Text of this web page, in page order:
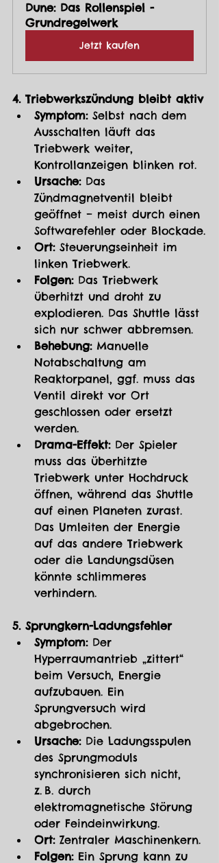
Dune: Das Rollenspiel -
Grundregelwerk
Jetzt kaufen
4. Triebwerkszündung bleibt aktiv
Symptom: Selbst nach dem
Ausschalten läuft das
Triebwerk weiter,
Kontrollanzeigen blinken rot.
Ursache: Das
Zündmagnetventil bleibt
geöffnet – meist durch einen
Softwarefehler oder Blockade.
Ort: Steuerungseinheit im
linken Triebwerk.
Folgen: Das Triebwerk
überhitzt und droht zu
explodieren. Das Shuttle lässt
sich nur schwer abbremsen.
Behebung: Manuelle
Notabschaltung am
Reaktorpanel, ggf. muss das
Ventil direkt vor Ort
geschlossen oder ersetzt
werden.
Drama-Effekt: Der Spieler
muss das überhitzte
Triebwerk unter Hochdruck
öffnen, während das Shuttle
auf einen Planeten zurast.
Das Umleiten der Energie
auf das andere Triebwerk
oder die Landungsdüsen
könnte schlimmeres
verhindern.
5. Sprungkern-Ladungsfehler
Symptom: Der
Hyperraumantrieb „zittert“
beim Versuch, Energie
aufzubauen. Ein
Sprungversuch wird
abgebrochen.
Ursache: Die Ladungsspulen
des Sprungmoduls
synchronisieren sich nicht,
z. B. durch
elektromagnetische Störung
oder Feindeinwirkung.
Ort: Zentraler Maschinenkern.
Folgen: Ein Sprung kann zu